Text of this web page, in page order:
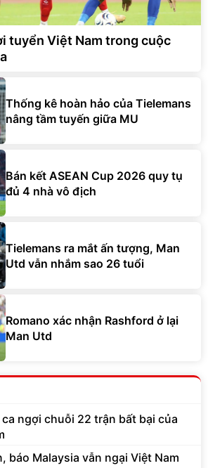
tuyển Việt Nam trong cuộc
Thống kê hoàn hảo của Tielemans
nâng tầm tuyến giữa MU
Bán kết ASEAN Cup 2026 quy tụ
đủ 4 nhà vô địch
Tielemans ra mắt ấn tượng, Man
Utd vẫn nhắm sao 26 tuổi
Romano xác nhận Rashford ở lại
Man Utd
ca ngợi chuỗi 22 trận bất bại của
báo Malaysia vẫn ngại Việt Nam